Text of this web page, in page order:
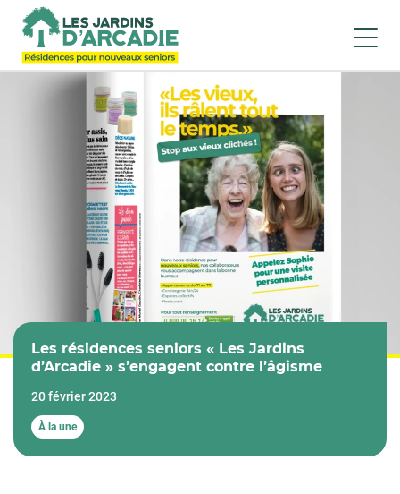
Les résidences seniors « Les Jardins
d’Arcadie » s’engagent contre l’âgisme
20 février 2023
À la une